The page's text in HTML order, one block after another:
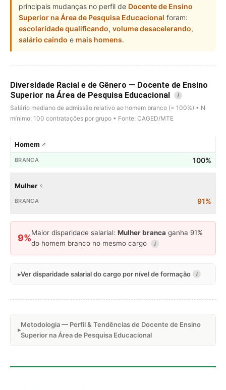
principais mudanças no perfil de Docente de Ensino
Superior na Área de Pesquisa Educacional foram:
escolaridade qualificando, volume desacelerando,
salário caindo e mais homens.
Diversidade Racial e de Gênero — Docente de Ensino
Superior na Área de Pesquisa Educacional
i
Salário mediano de admissão relativo ao homem branco (= 100%) • N
mínimo: 100 contratações por grupo • Fonte: CAGED/MTE
Homem ♂
100%
Mulher ♀
91%
9%
Maior disparidade salarial: Mulher branca ganha 91%
do homem branco no mesmo cargo
i
Ver disparidade salarial do cargo por nível de formação i
Metodologia — Perfil & Tendências de Docente de Ensino
Superior na Área de Pesquisa Educacional